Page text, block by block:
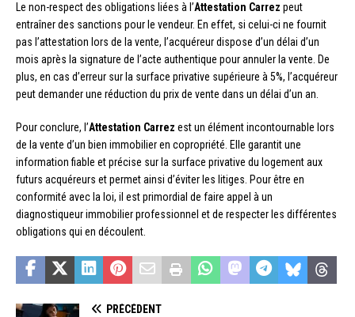
Le non-respect des obligations liées à l’Attestation Carrez peut
entraîner des sanctions pour le vendeur. En effet, si celui-ci ne fournit
pas l’attestation lors de la vente, l’acquéreur dispose d’un délai d’un
mois après la signature de l’acte authentique pour annuler la vente. De
plus, en cas d’erreur sur la surface privative supérieure à 5%, l’acquéreur
peut demander une réduction du prix de vente dans un délai d’un an.
Pour conclure, l’Attestation Carrez est un élément incontournable lors
de la vente d’un bien immobilier en copropriété. Elle garantit une
information fiable et précise sur la surface privative du logement aux
futurs acquéreurs et permet ainsi d’éviter les litiges. Pour être en
conformité avec la loi, il est primordial de faire appel à un
diagnostiqueur immobilier professionnel et de respecter les différentes
obligations qui en découlent.
PRÉCÉDENT